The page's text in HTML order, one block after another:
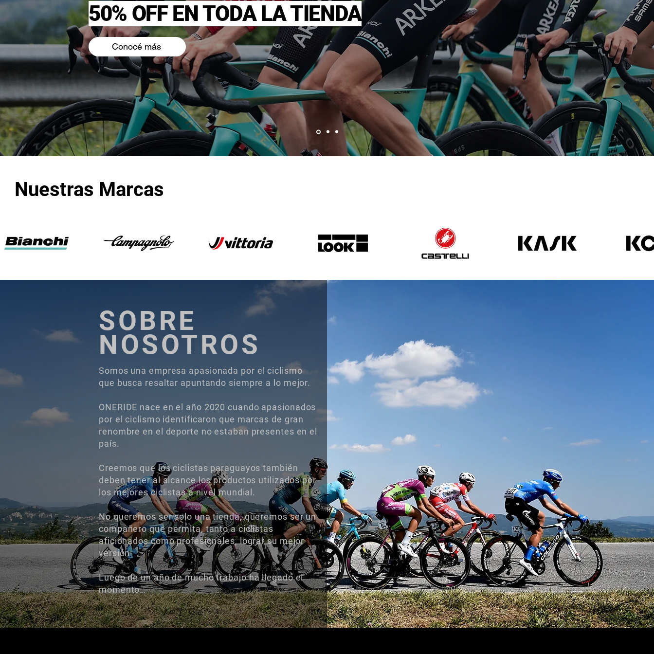
50% OFF EN TODA LA TIENDA
Conocé más
Nuestras Marcas
SOBRE
NOSOTROS
Somos una empresa apasionada por el ciclismo
que busca resaltar apuntando siempre a lo mejor.
ONERIDE nace en el año 2020 cuando apasionados
por el ciclismo identificaron que marcas de gran
renombre en el deporte no estaban presentes en el
país.
Creemos que los ciclistas paraguayos también
deben tener al alcance los productos utilizados por
los mejores ciclistas a nivel mundial.
No queremos ser solo una tienda, queremos ser un
compañero que permita, tanto a ciclistas
aficionados como profesionales, lograr su mejor
versión
Luego de un año de mucho trabajo ha llegado el
momento…